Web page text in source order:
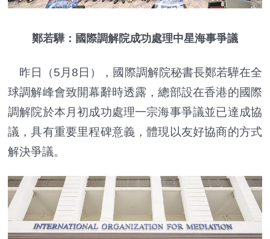
鄭若驊：國際調解院成功處理中星海事爭議
昨日（5月8日），國際調解院秘書長鄭若驊在全
球調解峰會致開幕辭時透露，總部設在香港的國際
調解院於本月初成功處理一宗海事爭議並已達成協
議，具有重要里程碑意義，體現以友好協商的方式
解決爭議。